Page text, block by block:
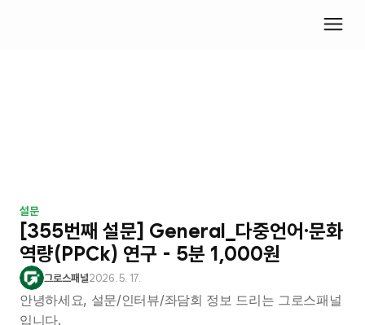
설문
[355번째 설문] General_다중언어·문화
역량(PPCk) 연구 - 5분 1,000원
그로스패널2026. 5. 17.
안녕하세요, 설문/인터뷰/좌담회 정보 드리는 그로스패널
입니다.